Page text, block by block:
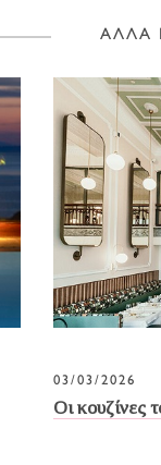
ΑΛΛΑ
03/03/2026
Οι κουζίνες